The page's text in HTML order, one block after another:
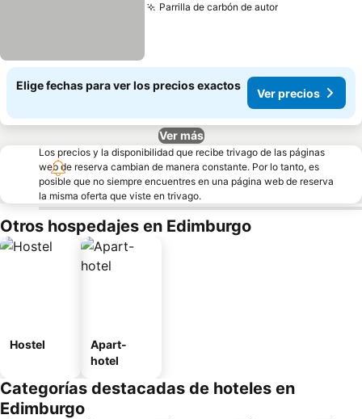
Parrilla de carbón de autor
Elige fechas para ver los precios exactos
Ver precios
Ver más
Los precios y la disponibilidad que recibe trivago de las páginas
web de reserva cambian de manera constante. Por lo tanto, es
posible que no siempre encuentres en una página web de reserva
la misma oferta que viste en trivago.
Otros hospedajes en Edimburgo
Hostel
Apart-
hotel
Categorías destacadas de hoteles en
Edimburgo